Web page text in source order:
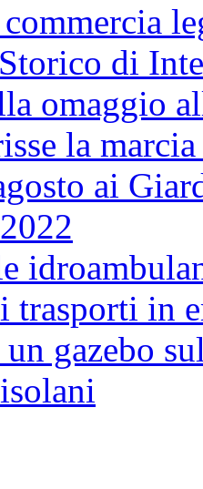
di
omaggio
la
ai
trasporti in
gazebo